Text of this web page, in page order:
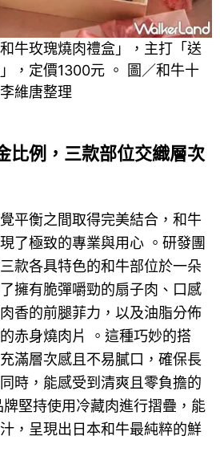
牛玫瑰燒肉禮盒」，主打「送
，定價1300元 。 圖／和牛十
維唐整理
比例，三款部位交織層次
平衡之間取得完美結合，和牛
了極致的專業與用心 。研發團
款各具特色的和牛部位於一朵
擁有脆彈嚼勁的扇子肉、口感
香的前腿菲力，以及油脂分佈
赤身燒肉片 。這種巧妙的搭
滿層次感且不易膩口，確保長
時，能感受到清爽且零負擔的
堅持使用冷藏肉進行摺疊，能
，呈現出日本和牛最純粹的鮮